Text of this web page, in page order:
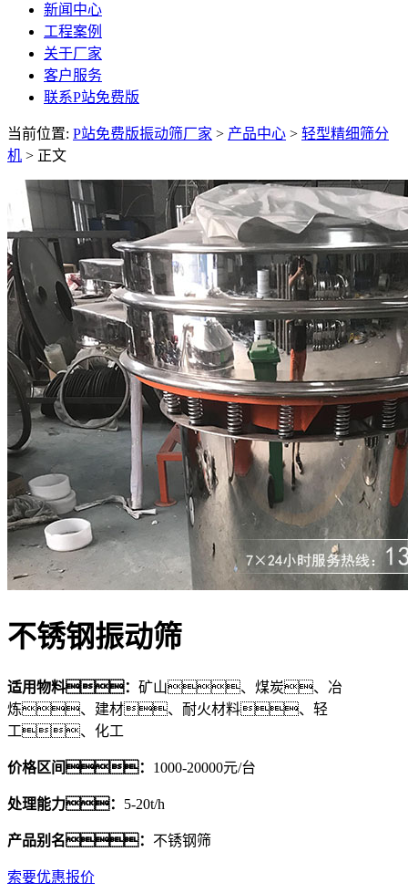
新闻中心
工程案例
关于厂家
客户服务
联系P站免费版
当前位置: P站免费版振动筛厂家 > 产品中心 > 轻型精细筛分
机 > 正文
不锈钢振动筛
适用物料： 矿山、煤炭、冶
炼、建材、耐火材料、轻
工、化工
价格区间： 1000-20000元/台
处理能力： 5-20t/h
产品别名： 不锈钢筛
索要优惠报价